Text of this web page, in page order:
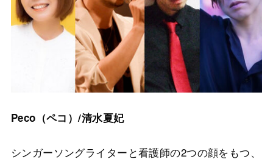
Peco（ペコ）/清水夏妃
シンガーソングライターと看護師の2つの顔をもつ、